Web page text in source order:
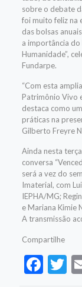
sobre o debate
foi muito feliz na
das bolsas
a importância
Humanidade”,
Fundarpe.
“Com esta
Patrimônio Vivo
destaca como
práticas na
Gilberto Freyre
Ainda nesta
conversa
será a vez do
Imaterial, com
IEPHA/MG;
e Mariana Kimie
A transmissão
Compartilhe